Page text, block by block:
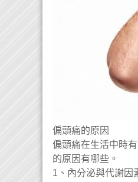
偏頭痛的原因
偏頭痛在生活中時
的原因有哪些。
1、內分泌與代謝因